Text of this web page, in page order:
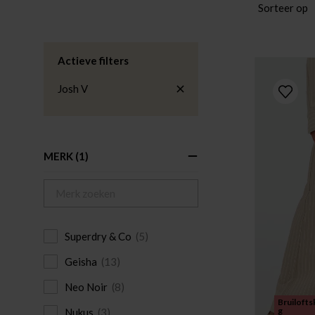
Actieve filters
Josh V
MERK (1)
Superdry & Co (5)
Geisha (13)
Neo Noir (8)
Nukus (3)
Sorteer op
g